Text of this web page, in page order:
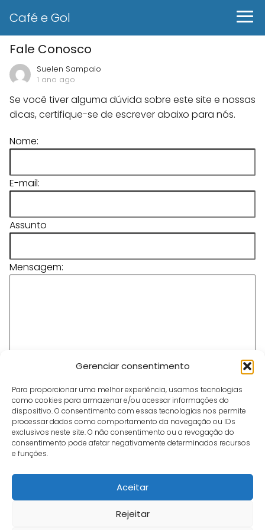
Gerenciar consentimento
Para proporcionar uma melhor experiência, usamos tecnologias
como cookies para armazenar e/ou acessar informações do
dispositivo. O consentimento com essas tecnologias nos permite
processar dados como comportamento da navegação ou IDs
exclusivos neste site. O não consentimento ou a revogação do
consentimento pode afetar negativamente determinados recursos
e funções.
Aceitar
Rejeitar
Café e Gol
Fale Conosco
Suelen Sampaio
1 ano ago
Se você tiver alguma dúvida sobre este site e nossas
dicas, certifique-se de escrever abaixo para nós.
Nome:
E-mail:
Assunto
Mensagem:
Suelen Sampaio